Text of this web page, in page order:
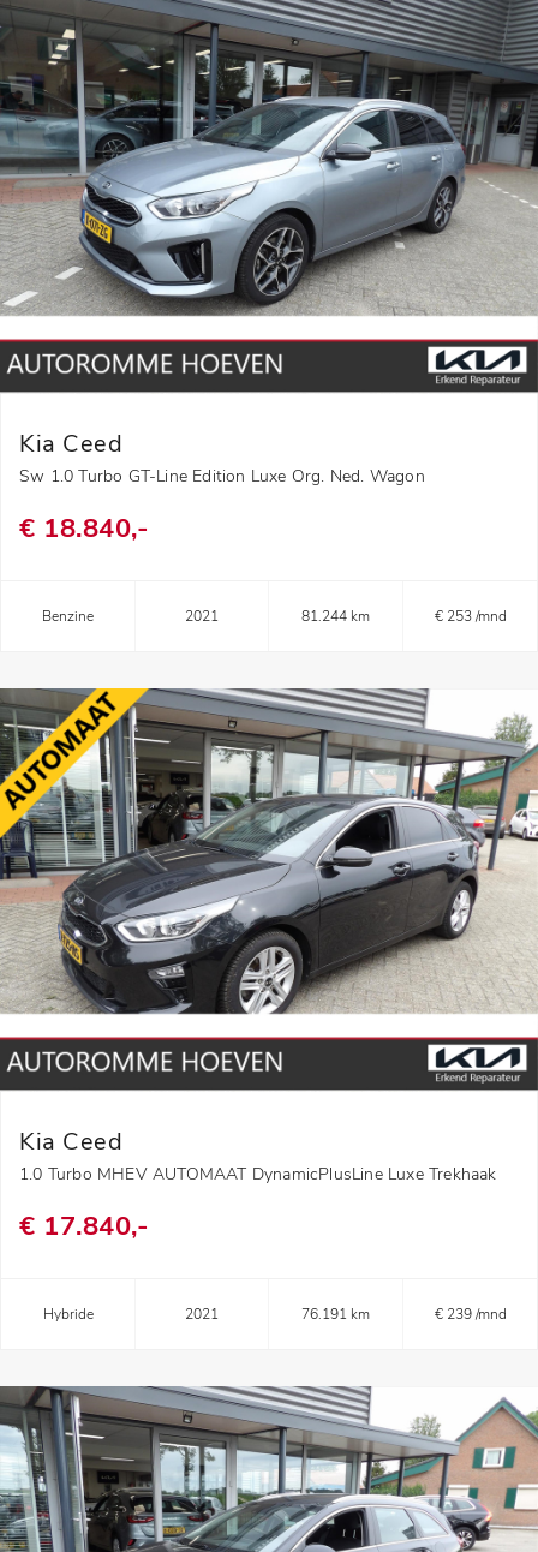
Kia Ceed
Sw 1.0 Turbo GT-Line Edition Luxe Org. Ned. Wagon
€ 18.840,-
Benzine 2021 81.244 km € 253 /mnd
Kia Ceed
1.0 Turbo MHEV AUTOMAAT DynamicPlusLine Luxe Trekhaak
€ 17.840,-
Hybride 2021 76.191 km € 239 /mnd